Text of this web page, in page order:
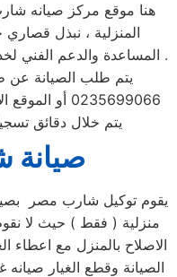
هنا موقع مركز صيانه
المنزلية ، نبذل
المساعدة والدعم الفني لخدمة عملاء شركة شارب للصيانة دوما .
يتم طلب الصيانة عن
0235699066
يتم خلال دقائق
صيانة
يقوم توكيل شارب مصر
منزلية ( فقط ) حيث لا
الاصلاح بالمنزل مع اعطاء
الصيانة وقطع الغيار